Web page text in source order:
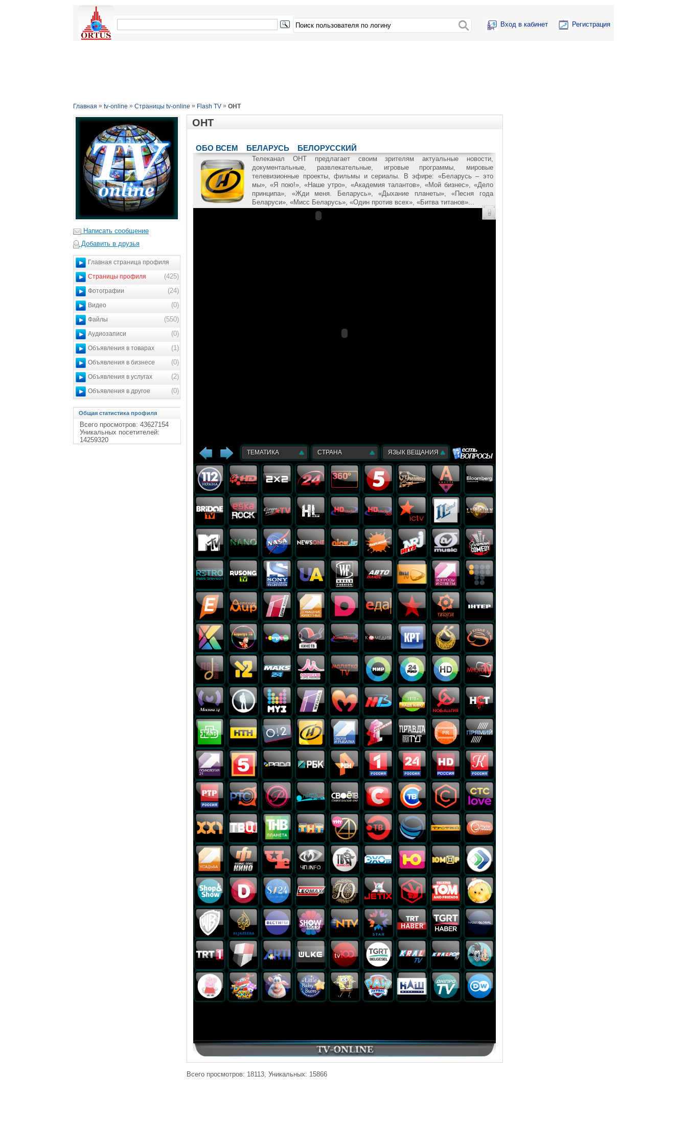
Вход в кабинет Регистрация
Главная » tv-online » Страницы tv-online » Flash TV » ОНТ
Написать сообщение
Добавить в друзья
Главная страница профиля
(425)
Страницы профиля
(24)
Фотографии
(0)
Видео
(550)
Файлы
(0)
Аудиозаписи
(1)
Объявления в товарах
(0)
Объявления в бизнесе
(2)
Объявления в услугах
(0)
Объявления в другое
Общая статистика профиля
Всего просмотров: 43627154
Уникальных посетителей:
14259320
ОНТ
ОБО ВСЕМ БЕЛАРУСЬ БЕЛОРУССКИЙ
Телеканал ОНТ предлагает своим зрителям актуальные новости,
документальные, развлекательные, игровые программы, мировые
телевизионные проекты, фильмы и сериалы. В эфире: «Беларусь – это
мы», «Я пою!», «Наше утро», «Академия талантов», «Мой бизнес», «Дело
принципа», «Жди меня. Беларусь», «Дыхание планеты», «Песня года
Беларуси», «Мисс Беларусь», «Один против всех», «Битва титанов»...
ТЕМАТИКА СТРАНА ЯЗЫК ВЕЩАНИЯ
Всего просмотров: 18113, Уникальных: 15866